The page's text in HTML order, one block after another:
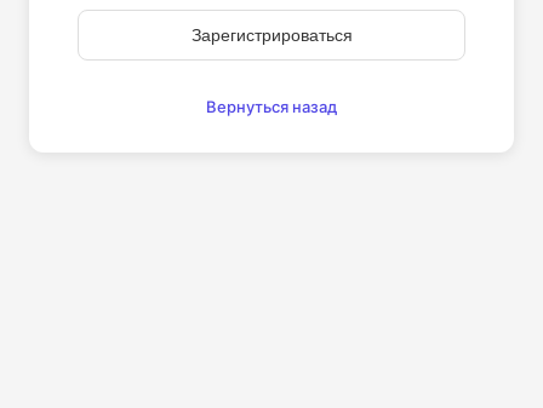
Зарегистрироваться
Вернуться назад